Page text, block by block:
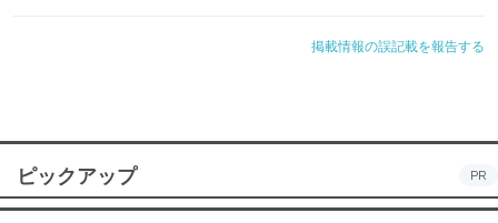
掲載情報の誤記載を報告する
ピックアップ PR